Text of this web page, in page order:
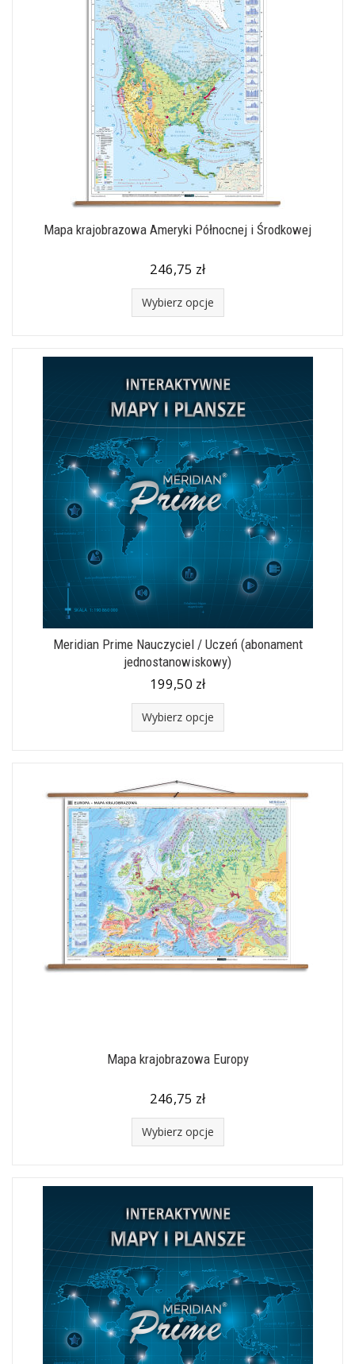
Mapa krajobrazowa Ameryki Północnej i Środkowej
246,75 zł
Wybierz opcje
Meridian Prime Nauczyciel / Uczeń (abonament
jednostanowiskowy)
199,50 zł
Wybierz opcje
Mapa krajobrazowa Europy
246,75 zł
Wybierz opcje